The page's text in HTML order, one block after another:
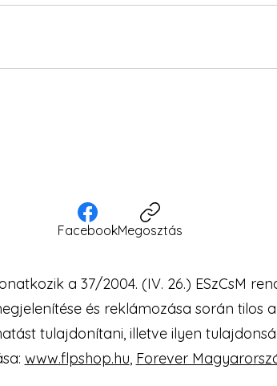
FacebookMegosztás
a 37/2004. (IV. 26.) ESzCsM
és reklámozása során tilos
tulajdonítani, illetve ilyen
www.flpshop.hu, Forever